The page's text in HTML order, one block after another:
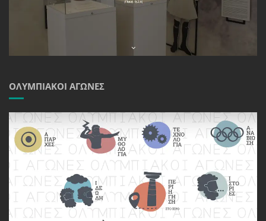
ΟΛΥΜΠΙΑΚΟΊ ΑΓΏΝΕΣ